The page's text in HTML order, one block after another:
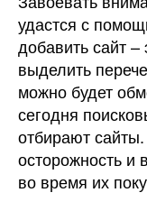
удастся с
добавить сайт
выделить
можно будет
сегодня
отбирают
осторожность и
во время их